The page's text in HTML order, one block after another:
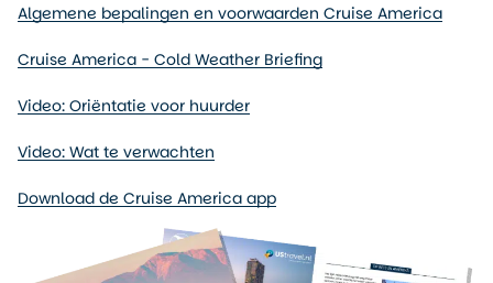
Algemene bepalingen en voorwaarden Cruise America
Cruise America - Cold Weather Briefing
Video: Oriëntatie voor huurder
Video: Wat te verwachten
Download de Cruise America app